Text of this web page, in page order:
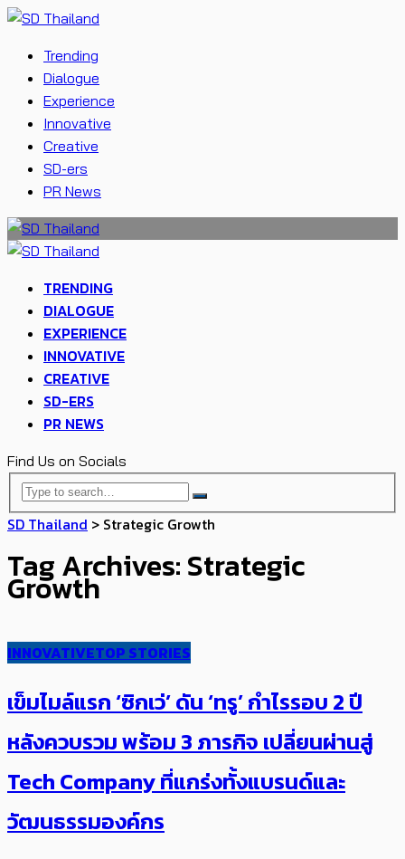
Trending
Dialogue
Experience
Innovative
Creative
SD-ers
PR News
TRENDING
DIALOGUE
EXPERIENCE
INNOVATIVE
CREATIVE
SD-ERS
PR NEWS
Find Us on Socials
SD Thailand > Strategic Growth
Tag Archives: Strategic
Growth
INNOVATIVETOP STORIES
​เข็มไมล์แรก​ ‘ซิกเว่’ ดัน ‘ทรู’ กำไร​รอบ 2 ปี
หลังควบรวม พร้อม​​​ 3 ภารกิจ เปลี่ยนผ่าน​สู่
Tech Company ​ที่แกร่งทั้งแบรนด์และ
วัฒนธรรมองค์กร